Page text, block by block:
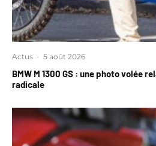
Actus · 5 août 2026
BMW M 1300 GS : une photo volée
radicale